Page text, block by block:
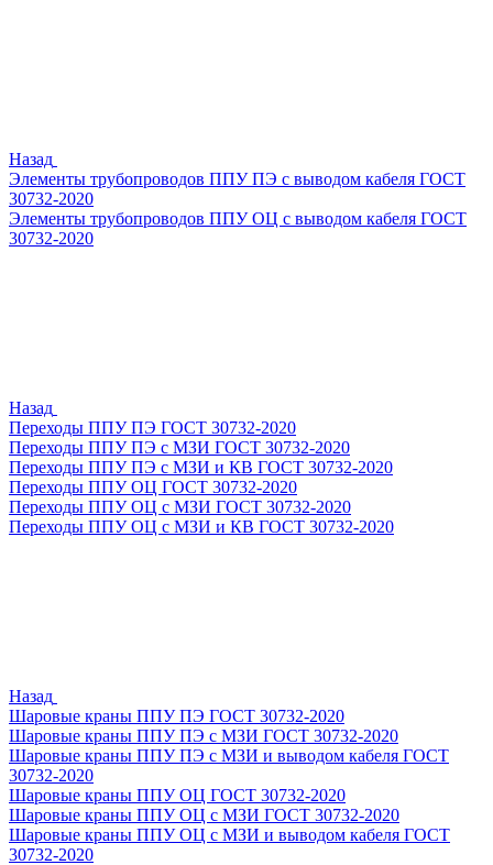
Назад
Элементы трубопроводов ППУ ПЭ с выводом кабеля ГОСТ
30732-2020
Элементы трубопроводов ППУ ОЦ с выводом кабеля ГОСТ
30732-2020
Назад
Переходы ППУ ПЭ ГОСТ 30732-2020
Переходы ППУ ПЭ с МЗИ ГОСТ 30732-2020
Переходы ППУ ПЭ с МЗИ и КВ ГОСТ 30732-2020
Переходы ППУ ОЦ ГОСТ 30732-2020
Переходы ППУ ОЦ с МЗИ ГОСТ 30732-2020
Переходы ППУ ОЦ с МЗИ и КВ ГОСТ 30732-2020
Назад
Шаровые краны ППУ ПЭ ГОСТ 30732-2020
Шаровые краны ППУ ПЭ с МЗИ ГОСТ 30732-2020
Шаровые краны ППУ ПЭ с МЗИ и выводом кабеля ГОСТ
30732-2020
Шаровые краны ППУ ОЦ ГОСТ 30732-2020
Шаровые краны ППУ ОЦ с МЗИ ГОСТ 30732-2020
Шаровые краны ППУ ОЦ с МЗИ и выводом кабеля ГОСТ
30732-2020